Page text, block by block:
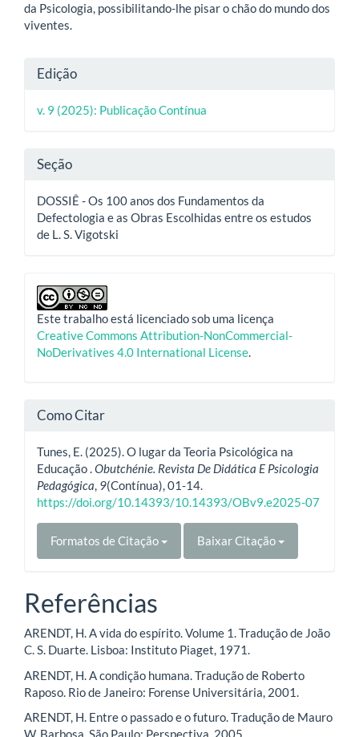
da Psicologia, possibilitando-lhe pisar o chão do mundo dos
viventes.
Detalhes
do
artigo
Edição
v. 9 (2025): Publicação Contínua
Seção
DOSSIÊ - Os 100 anos dos Fundamentos da
Defectologia e as Obras Escolhidas entre os estudos
de L. S. Vigotski
Este trabalho está licenciado sob uma licença
Creative Commons Attribution-NonCommercial-
NoDerivatives 4.0 International License.
Como Citar
Tunes, E. (2025). O lugar da Teoria Psicológica na
Educação . Obutchénie. Revista De Didática E Psicologia
Pedagógica 9(Contínua), 01-14.
https://doi.org/10.14393/10.14393/OBv9.e2025-07
Formatos de Citação Baixar Citação
Referências
ARENDT, H. A vida do espírito. Volume 1. Tradução de João
C. S. Duarte. Lisboa: Instituto Piaget, 1971.
ARENDT, H. A condição humana. Tradução de Roberto
Raposo. Rio de Janeiro: Forense Universitária, 2001.
ARENDT, H. Entre o passado e o futuro. Tradução de Mauro
W. Barbosa. São Paulo: Perspectiva, 2005.